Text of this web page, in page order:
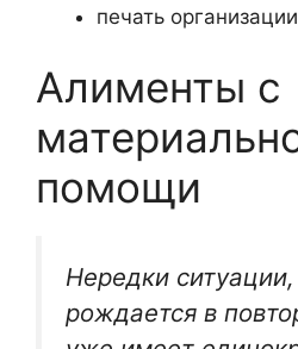
печать
Алименты с
помощи
Нередки
рождается в